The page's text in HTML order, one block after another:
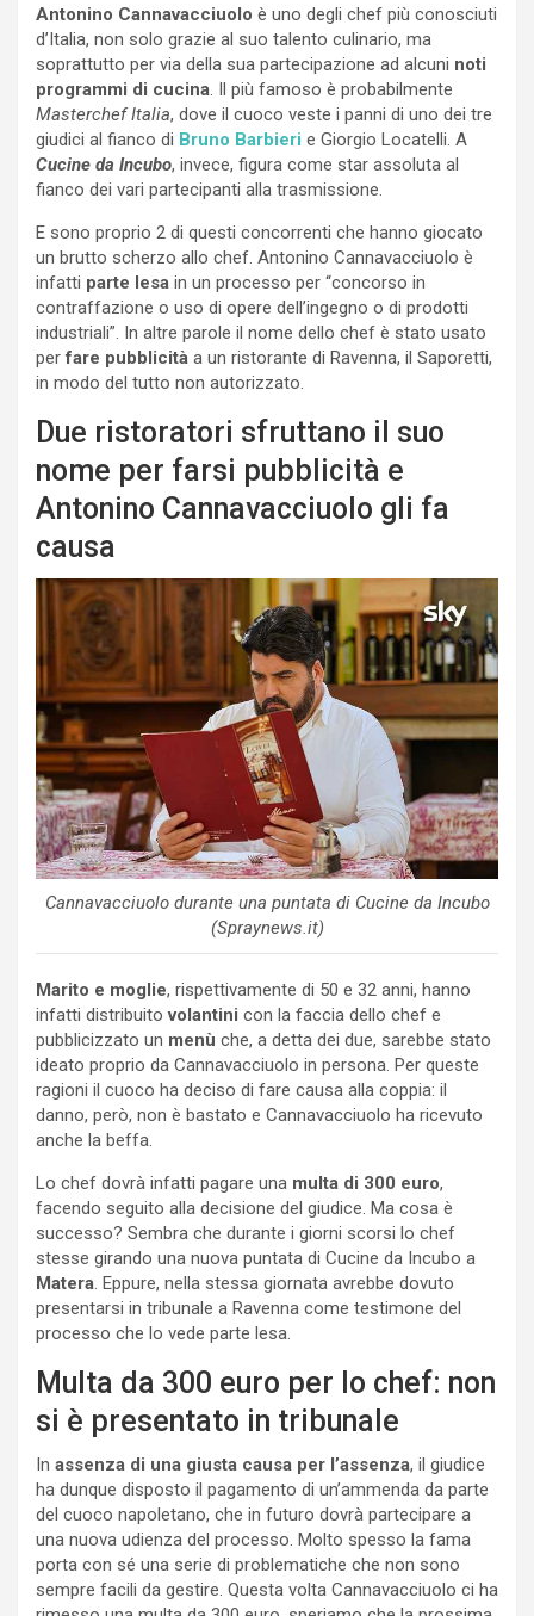
Antonino Cannavacciuolo è uno degli chef più conosciuti
d’Italia, non solo grazie al suo talento culinario, ma
soprattutto per via della sua partecipazione ad alcuni noti
programmi di cucina. Il più famoso è probabilmente
Masterchef Italia, dove il cuoco veste i panni di uno dei tre
giudici al fianco di Bruno Barbieri e Giorgio Locatelli. A
Cucine da Incubo, invece, figura come star assoluta al
fianco dei vari partecipanti alla trasmissione.
E sono proprio 2 di questi concorrenti che hanno giocato
un brutto scherzo allo chef. Antonino Cannavacciuolo è
infatti parte lesa in un processo per “concorso in
contraffazione o uso di opere dell’ingegno o di prodotti
industriali”. In altre parole il nome dello chef è stato usato
perfare pubblicità a un ristorante di Ravenna, il Saporetti,
in modo del tutto non autorizzato.
Due ristoratori sfruttano il suo
nome per farsi pubblicità e
Antonino Cannavacciuolo gli fa
causa
Cannavacciuolo durante una puntata di Cucine da Incubo
(Spraynews.it)
Marito e moglie, rispettivamente di 50 e 32 anni, hanno
infatti distribuitovolantini con la faccia dello chef e
pubblicizzato un menù che, a detta dei due, sarebbe stato
ideato proprio da Cannavacciuolo in persona. Per queste
ragioni il cuoco ha deciso di fare causa alla coppia: il
danno, però, non è bastato e Cannavacciuolo ha ricevuto
anche la beffa.
Lo chef dovrà infatti pagare una multa di 300 euro,
facendo seguito alla decisione del giudice. Ma cosa è
successo? Sembra che durante i giorni scorsi lo chef
stesse girando una nuova puntata di Cucine da Incubo a
Matera. Eppure, nella stessa giornata avrebbe dovuto
presentarsi in tribunale a Ravenna come testimone del
processo che lo vede parte lesa.
Multa da 300 euro per lo chef: non
si è presentato in tribunale
In assenza di una giusta causa per l’assenza, il giudice
ha dunque disposto il pagamento di un’ammenda da parte
del cuoco napoletano, che in futuro dovrà partecipare a
una nuova udienza del processo. Molto spesso la fama
porta con sé una serie di problematiche che non sono
sempre facili da gestire. Questa volta Cannavacciuolo ci ha